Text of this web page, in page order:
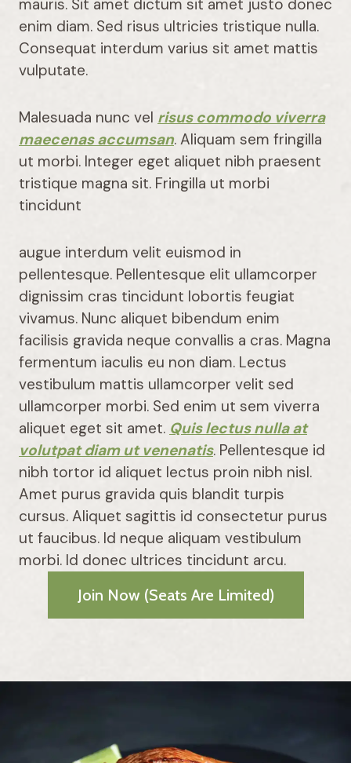
mauris. Sit amet dictum sit amet justo donec
enim diam. Sed risus ultricies tristique nulla.
Consequat interdum varius sit amet mattis
vulputate.
Malesuada nunc vel risus commodo viverra
maecenas accumsan. Aliquam sem fringilla
ut morbi. Integer eget aliquet nibh praesent
tristique magna sit. Fringilla ut morbi
tincidunt
augue interdum velit euismod in
pellentesque. Pellentesque elit ullamcorper
dignissim cras tincidunt lobortis feugiat
vivamus. Nunc aliquet bibendum enim
facilisis gravida neque convallis a cras. Magna
fermentum iaculis eu non diam. Lectus
vestibulum mattis ullamcorper velit sed
ullamcorper morbi. Sed enim ut sem viverra
aliquet eget sit amet. Quis lectus nulla at
volutpat diam ut venenatis. Pellentesque id
nibh tortor id aliquet lectus proin nibh nisl.
Amet purus gravida quis blandit turpis
cursus. Aliquet sagittis id consectetur purus
ut faucibus. Id neque aliquam vestibulum
morbi. Id donec ultrices tincidunt arcu.
Join Now (Seats Are Limited)